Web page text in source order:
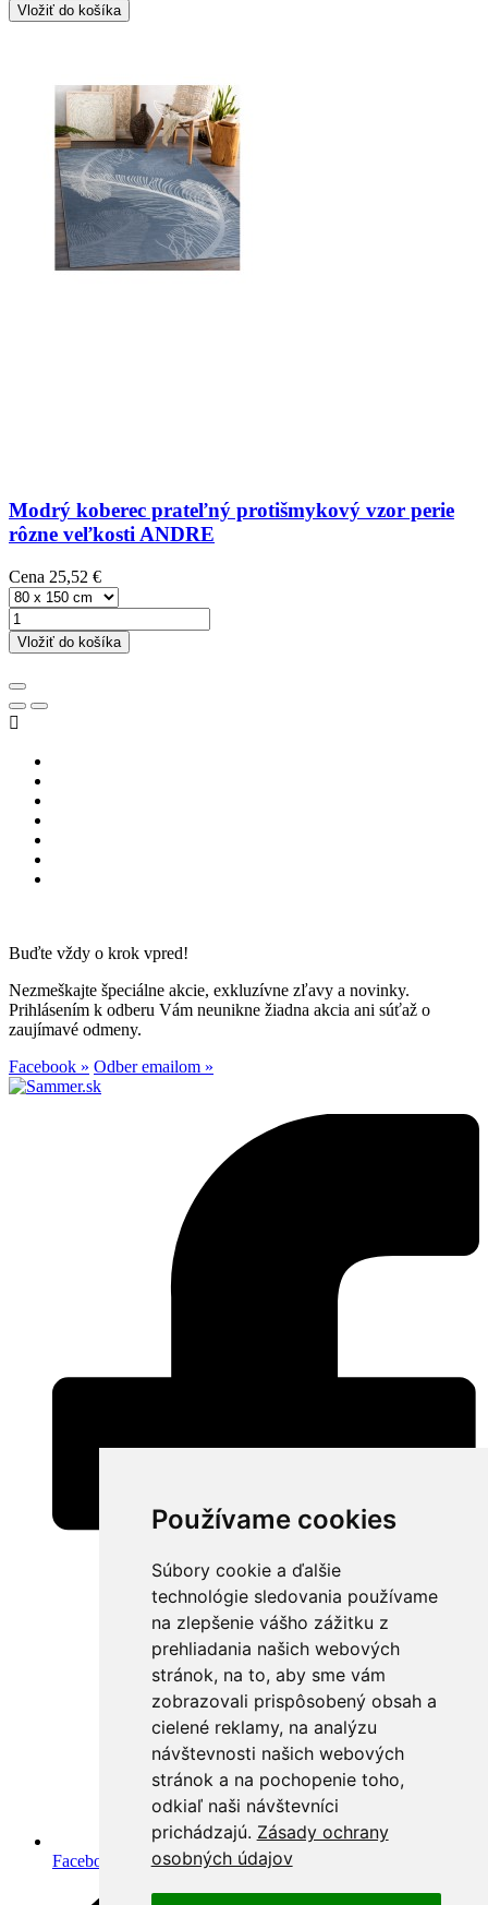
Používame cookies
Súbory cookie a ďalšie
technológie sledovania používame
na zlepšenie vášho zážitku z
prehliadania našich webových
stránok, na to, aby sme vám
zobrazovali prispôsobený obsah a
cielené reklamy, na analýzu
návštevnosti našich webových
stránok a na pochopenie toho,
odkiaľ naši návštevníci
prichádzajú. Zásady ochrany
osobných údajov
Vložiť do košíka
Modrý koberec prateľný protišmykový vzor perie
rôzne veľkosti ANDRE
Cena 25,52 €
Vložiť do košíka

Buďte vždy o krok vpred!
Nezmeškajte špeciálne akcie, exkluzívne zľavy a novinky.
Prihlásením k odberu Vám neunikne žiadna akcia ani súťaž o
zaujímavé odmeny.
Facebook » Odber emailom »
Facebook